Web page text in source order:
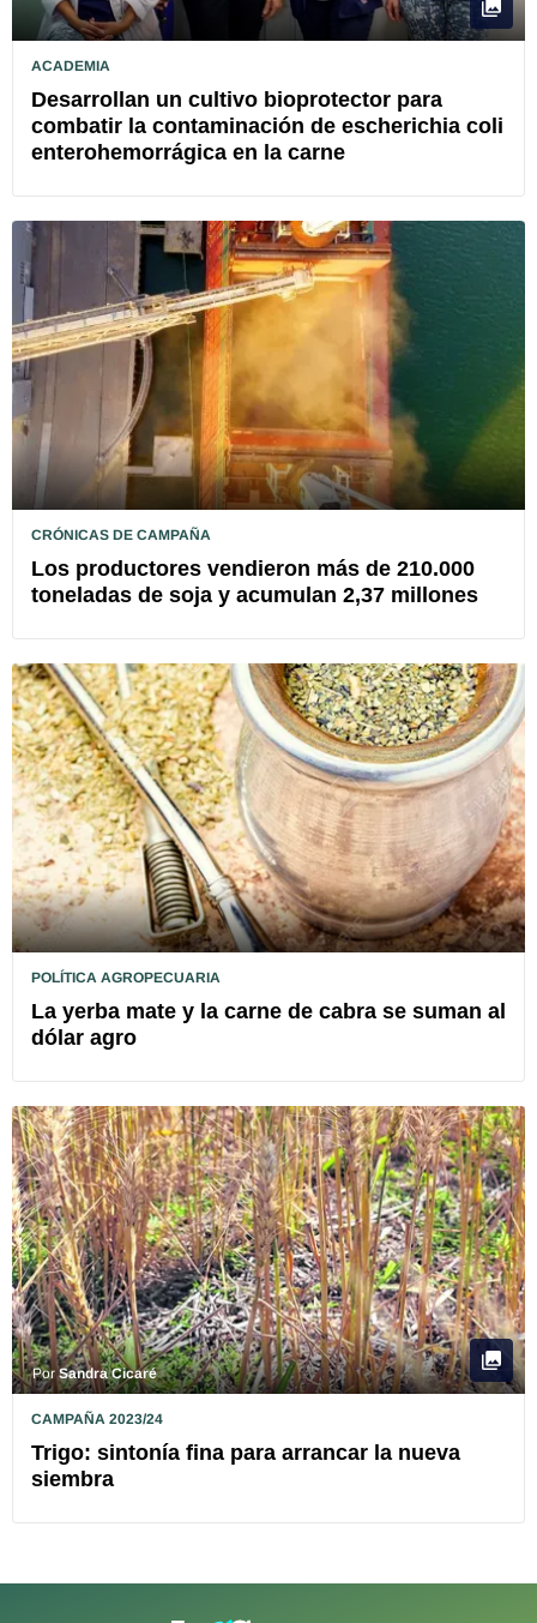
ACADEMIA
Desarrollan un cultivo bioprotector para
combatir la contaminación de escherichia coli
enterohemorrágica en la carne
CRÓNICAS DE CAMPAÑA
Los productores vendieron más de 210.000
toneladas de soja y acumulan 2,37 millones
POLÍTICA AGROPECUARIA
La yerba mate y la carne de cabra se suman al
dólar agro
PorSandra Cicaré
CAMPAÑA 2023/24
Trigo: sintonía fina para arrancar la nueva
siembra